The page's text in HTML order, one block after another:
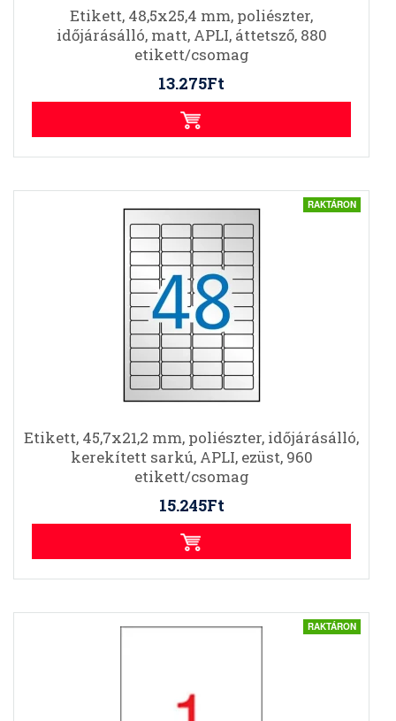
Etikett, 48,5x25,4 mm, poliészter,
időjárásálló, matt, APLI, áttetsző, 880
etikett/csomag
13.275Ft
RAKTÁRON
Etikett, 45,7x21,2 mm, poliészter, időjárásálló,
kerekített sarkú, APLI, ezüst, 960
etikett/csomag
15.245Ft
RAKTÁRON